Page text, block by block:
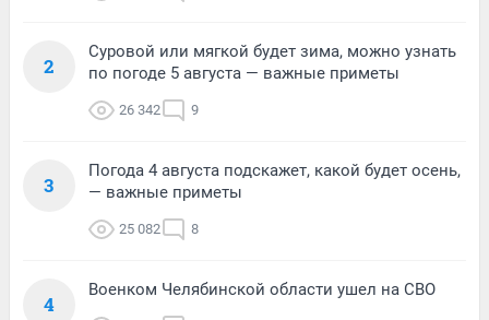
2
Суровой или мягкой будет зима, можно узнать
по погоде 5 августа — важные приметы
26 342 9
3
Погода 4 августа подскажет, какой будет осень,
— важные приметы
25 082 8
4
Военком Челябинской области ушел на СВО